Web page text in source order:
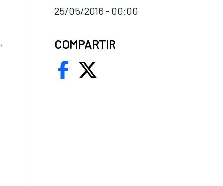
25/05/2016 - 00:00
COMPARTIR